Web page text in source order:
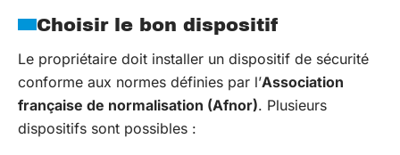
Choisir le bon dispositif
Le propriétaire doit installer un dispositif de sécurité
conforme aux normes définies par l’Association
française de normalisation (Afnor). Plusieurs
dispositifs sont possibles :